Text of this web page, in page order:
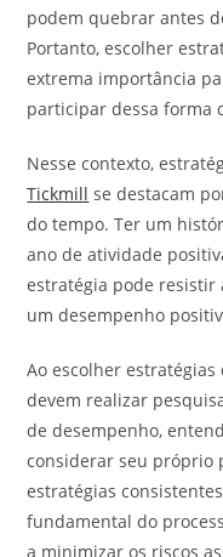
podem quebrar antes
Portanto, escolher
extrema importância
participar dessa forma
Nesse contexto,
Tickmill se destacam
do tempo. Ter um
ano de atividade
estratégia pode resistir
um desempenho
Ao escolher
devem realizar
de desempenho,
considerar seu próprio
estratégias
fundamental do
a minimizar os riscos